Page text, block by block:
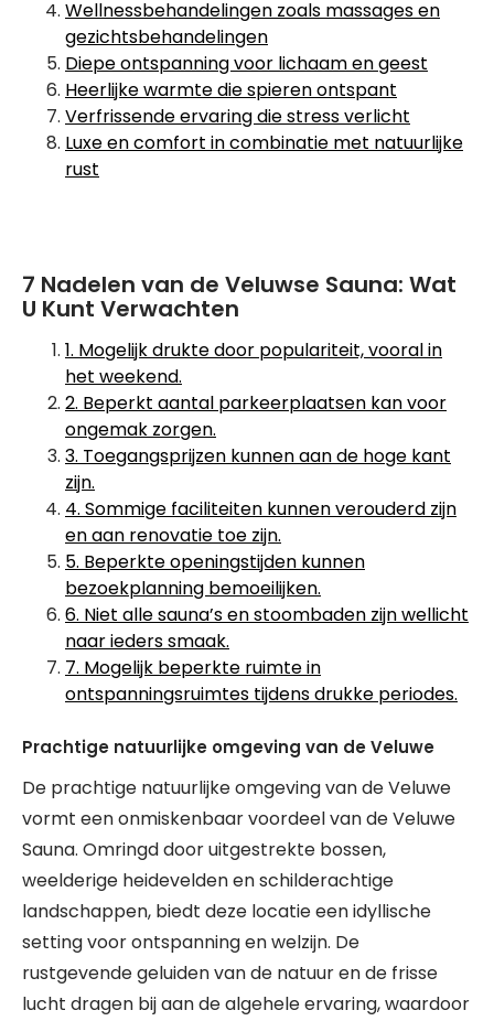
Wellnessbehandelingen zoals massages en
gezichtsbehandelingen
Diepe ontspanning voor lichaam en geest
Heerlijke warmte die spieren ontspant
Verfrissende ervaring die stress verlicht
Luxe en comfort in combinatie met natuurlijke
rust
7 Nadelen van de Veluwse Sauna: Wat
U Kunt Verwachten
1. Mogelijk drukte door populariteit, vooral in
het weekend.
2. Beperkt aantal parkeerplaatsen kan voor
ongemak zorgen.
3. Toegangsprijzen kunnen aan de hoge kant
zijn.
4. Sommige faciliteiten kunnen verouderd zijn
en aan renovatie toe zijn.
5. Beperkte openingstijden kunnen
bezoekplanning bemoeilijken.
6. Niet alle sauna’s en stoombaden zijn wellicht
naar ieders smaak.
7. Mogelijk beperkte ruimte in
ontspanningsruimtes tijdens drukke periodes.
Prachtige natuurlijke omgeving van de Veluwe
De prachtige natuurlijke omgeving van de Veluwe
vormt een onmiskenbaar voordeel van de Veluwe
Sauna. Omringd door uitgestrekte bossen,
weelderige heidevelden en schilderachtige
landschappen, biedt deze locatie een idyllische
setting voor ontspanning en welzijn. De
rustgevende geluiden van de natuur en de frisse
lucht dragen bij aan de algehele ervaring, waardoor